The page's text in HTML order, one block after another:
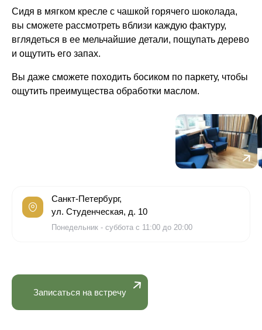
Сидя в мягком кресле с чашкой горячего шоколада,
вы сможете рассмотреть вблизи каждую фактуру,
вглядеться в ее мельчайшие детали, пощупать дерево
и ощутить его запах.
Вы даже сможете походить босиком по паркету, чтобы
ощутить преимущества обработки маслом.
Санкт-Петербург,
ул. Студенческая, д. 10
Понедельник - суббота с 11:00 до 20:00
Записаться на встречу